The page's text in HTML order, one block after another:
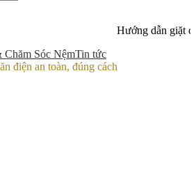
Chăm Sóc NệmTin tức
điện an toàn, đúng cách